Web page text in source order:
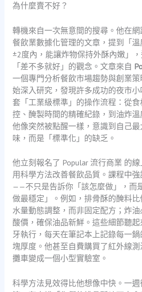
為什麼賣不好？
轉機來自一次無意間的搜尋。他在
餐飲業數據化管理的文章，提到「
±2度內，能讓炸物保持外酥內嫩」
「差不多就好」的觀念。文章來自
一個專門分析餐飲市場趨勢與創業
始深入研究，發現許多成功的夜市
套「工業級標準」的操作流程：從
控、醃製時間的精確紀錄，到油炸溫
他像突然被點醒一樣，意識到自己
味，而是「標準化」的缺乏。
他立刻報名了 Popular 流行商業 的
用科學方法改善餐飲品質。課程中強
——不只是告訴你「該怎麼做」，而
做最穩定」。例如，排骨酥的醃料
水量動態調整，而非固定配方；炸油
酸價，確保油品新鮮。這些細節聽
牙執行，每天在筆記本上記錄每一
塊厚度。他甚至自費購買了紅外線
攤車變成一個小型實驗室。
科學方法見效得比他想像中快。一